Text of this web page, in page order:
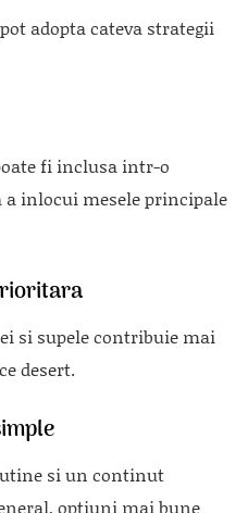
adopta cateva strategii
fi inclusa intr-o
inlocui mesele principale
si supele contribuie mai
desert.
si un continut
optiuni mai bune